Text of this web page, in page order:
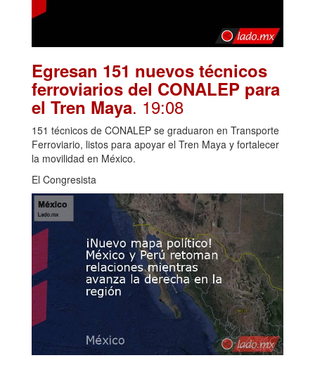
Egresan 151 nuevos técnicos
ferroviarios del CONALEP para
el Tren Maya. 19:08
151 técnicos de CONALEP se graduaron en Transporte
Ferroviario, listos para apoyar el Tren Maya y fortalecer
la movilidad en México.
El Congresista